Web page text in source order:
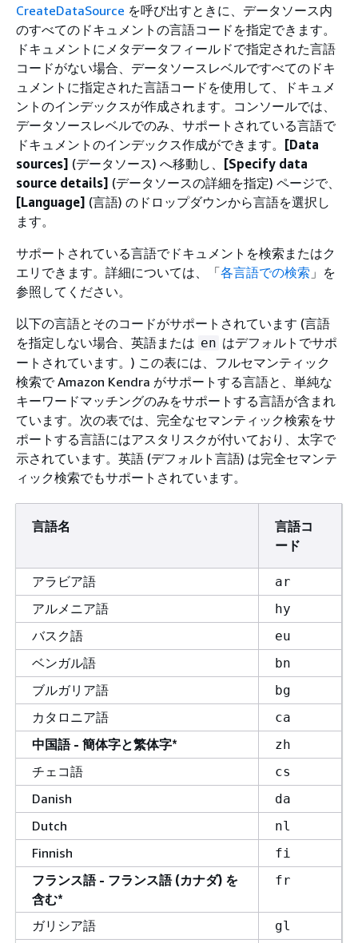
CreateDataSource を呼び出すときに、データソース内
のすべてのドキュメントの言語コードを指定できます。
ドキュメントにメタデータフィールドで指定された言語
コードがない場合、データソースレベルですべてのドキ
ュメントに指定された言語コードを使用して、ドキュメ
ントのインデックスが作成されます。コンソールでは、
データソースレベルでのみ、サポートされている言語で
ドキュメントのインデックス作成ができます。
[Data
sources] (データソース) へ移動し、
[Specify data
source details] (データソースの詳細を指定) ページで、
[Language] (言語) のドロップダウンから言語を選択し
ます。
サポートされている言語でドキュメントを検索またはク
エリできます。詳細については、「各言語での検索 」を
参照してください。
以下の言語とそのコードがサポートされています (言語
を指定しない場合、英語または en はデフォルトでサポ
ートされています。) この表には、フルセマンティック
検索で Amazon Kendra がサポートする言語と、単純な
キーワードマッチングのみをサポートする言語が含まれ
ています。次の表では、完全なセマンティック検索をサ
ポートする言語にはアスタリスクが付いており、太字で
示されています。英語 (デフォルト言語) は完全セマンテ
ィック検索でもサポートされています。
言語名
言語コ
ード
アラビア語 ar
アルメニア語 hy
バスク語 eu
ベンガル語 bn
ブルガリア語 bg
カタロニア語 ca
中国語 - 簡体字と繁体字* zh
チェコ語 cs
Danish da
Dutch nl
Finnish fi
フランス語 - フランス語 (カナダ) を
含む*
fr
ガリシア語 gl